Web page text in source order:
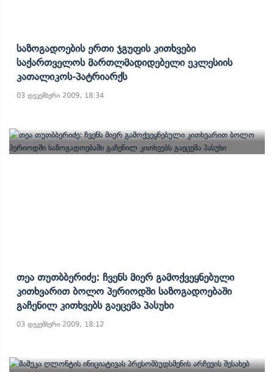
Საზოგადოების Ერთი Ჯგუფის Კითხვები
Საქართველოს Მართლმადიდებელი Ეკლესიის
Კათალიკოს-Პატრიარქს
03 დეკემბერი 2009, 18:34
Თეა Თუთბბერიძე: Ჩვენს Მიერ Გამოქვეყნებული
Კითხვარით Ბოლო Პერიოდში Საზოგადოებაში
Გაჩენილ Კითხვებს Გაეცემა Პასუხი
03 დეკემბერი 2009, 18:12